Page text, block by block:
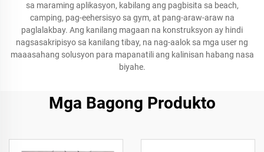
sa maraming aplikasyon, kabilang ang pagbisita sa beach,
camping, pag-eehersisyo sa gym, at pang-araw-araw na
paglalakbay. Ang kanilang magaan na konstruksyon ay hindi
nagsasakripisyo sa kanilang tibay, na nag-aalok sa mga user ng
maaasahang solusyon para mapanatili ang kalinisan habang nasa
biyahe.
Mga Bagong Produkto